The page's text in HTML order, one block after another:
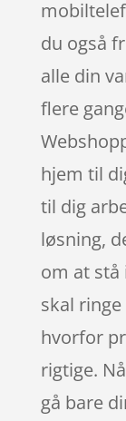
du også
alle din
flere
hjem til
til dig
løsning,
om at stå
skal
hvorfor
rigtige.
gå bare